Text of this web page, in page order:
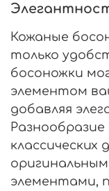
Кожаные
только
босоножки
элементом
добавляя
классических
элементами,